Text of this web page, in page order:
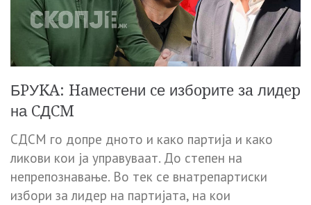
БPУKA: Haмecтени cе избopитe зa лидep
на CДCM
СДСМ го допре дното и како партија и како
ликови кои ја управуваат. До степен на
непрепознавање. Во тек се внатрепартиски
избори за лидер на партијата, на кои